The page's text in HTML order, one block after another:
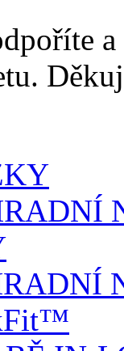
a